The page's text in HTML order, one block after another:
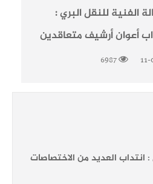
الفنية للنقل البري :
أعوان أرشيف متعاقدين
6987
العديد من الاختصاصات